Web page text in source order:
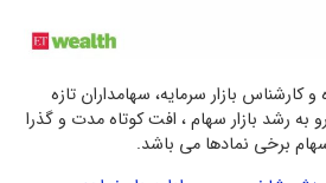
بازار سرمایه، سهامداران تازه
رو به رشد بازار سهام ، افت کوتاه مدت و گذرا
برخی نمادها می باشد.